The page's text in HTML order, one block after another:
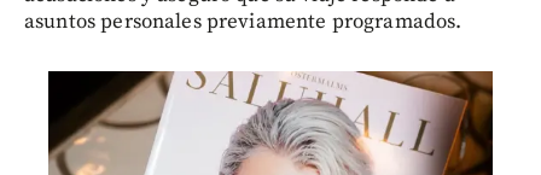
asuntos personales previamente programados.